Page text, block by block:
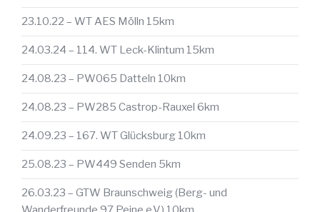
23.10.22 – WT AES Mölln 15km
24.03.24 – 114. WT Leck-Klintum 15km
24.08.23 – PW065 Datteln 10km
24.08.23 – PW285 Castrop-Rauxel 6km
24.09.23 – 167. WT Glücksburg 10km
25.08.23 – PW449 Senden 5km
26.03.23 – GTW Braunschweig (Berg- und